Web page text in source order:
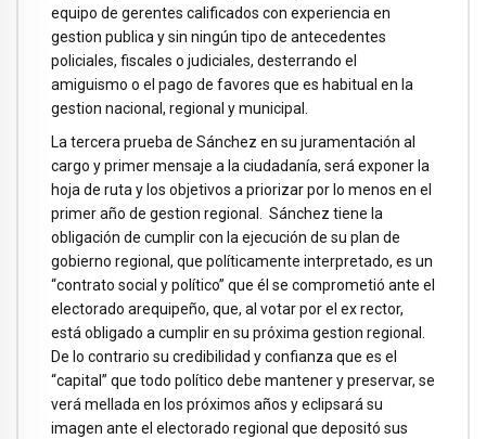
equipo de gerentes calificados con experiencia en
gestion publica y sin ningún tipo de antecedentes
policiales, fiscales o judiciales, desterrando el
amiguismo o el pago de favores que es habitual en la
gestion nacional, regional y municipal.
La tercera prueba de Sánchez en su juramentación al
cargo y primer mensaje a la ciudadanía, será exponer la
hoja de ruta y los objetivos a priorizar por lo menos en el
primer año de gestion regional. Sánchez tiene la
obligación de cumplir con la ejecución de su plan de
gobierno regional, que políticamente interpretado, es un
“contrato social y político” que él se comprometió ante el
electorado arequipeño, que, al votar por el ex rector,
está obligado a cumplir en su próxima gestion regional.
De lo contrario su credibilidad y confianza que es el
“capital” que todo político debe mantener y preservar, se
verá mellada en los próximos años y eclipsará su
imagen ante el electorado regional que depositó sus